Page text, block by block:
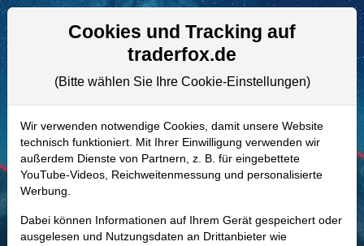
Aktien- und Artikelsuche
A2AJKS | 56S1–Sartorius Stedim
Biotech Aktie
Realtime-Aktienkurs:
- - -
-
Cookies und Tracking auf
traderfox.de
(Bitte wählen Sie Ihre Cookie-Einstellungen)
Wir verwenden notwendige Cookies, damit unsere Website
technisch funktioniert. Mit Ihrer Einwilligung verwenden wir
außerdem Dienste von Partnern, z. B. für eingebettete
YouTube-Videos, Reichweitenmessung und personalisierte
Werbung.
Dabei können Informationen auf Ihrem Gerät gespeichert oder
ausgelesen und Nutzungsdaten an Drittanbieter wie